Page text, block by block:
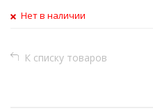
Нет в наличии
К списку товаров